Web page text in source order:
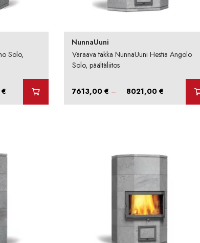
Solo,
€Hintaluokka:
NunnaUuni
Varaava takka NunnaUuni Hestia Angolo
Solo, päältäliitos
7613,00 € – 8021,00 €Hintaluokka: